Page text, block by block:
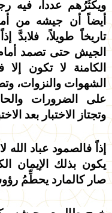
ويكثُرُهم عدداً، فيه
أيضاً أن جيشه من
تاريخاً طويلاً،
الجيش حتى تصمد
الكامنة لا تكون
الشهوات والنزوات،
على الضرورات
وتجتاز الاختبار بعد
إذاً فالصمود عباد الله
يكون بذلك الإيمان
صار كالمارد يحطِّمُ